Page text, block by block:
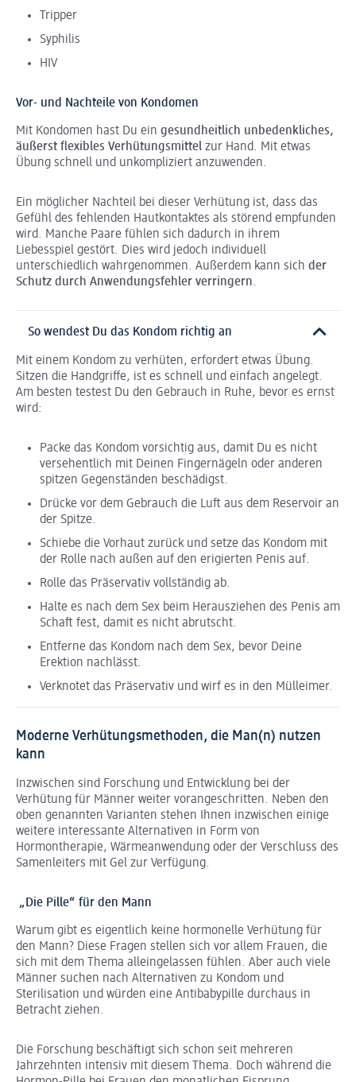
Tripper
Syphilis
HIV
Vor- und Nachteile von Kondomen
Mit Kondomen hast Du ein gesundheitlich unbedenkliches,
äußerst flexibles Verhütungsmittel zur Hand. Mit etwas
Übung schnell und unkompliziert anzuwenden.
Ein möglicher Nachteil bei dieser Verhütung ist, dass das
Gefühl des fehlenden Hautkontaktes als störend empfunden
wird. Manche Paare fühlen sich dadurch in ihrem
Liebesspiel gestört. Dies wird jedoch individuell
unterschiedlich wahrgenommen. Außerdem kann sich der
Schutz durch Anwendungsfehler verringern.
So wendest Du das Kondom richtig an
Mit einem Kondom zu verhüten, erfordert etwas Übung.
Sitzen die Handgriffe, ist es schnell und einfach angelegt.
Am besten testest Du den Gebrauch in Ruhe, bevor es ernst
wird:
Packe das Kondom vorsichtig aus, damit Du es nicht
versehentlich mit Deinen Fingernägeln oder anderen
spitzen Gegenständen beschädigst.
Drücke vor dem Gebrauch die Luft aus dem Reservoir an
der Spitze.
Schiebe die Vorhaut zurück und setze das Kondom mit
der Rolle nach außen auf den erigierten Penis auf.
Rolle das Präservativ vollständig ab.
Halte es nach dem Sex beim Herausziehen des Penis am
Schaft fest, damit es nicht abrutscht.
Entferne das Kondom nach dem Sex, bevor Deine
Erektion nachlässt.
Verknotet das Präservativ und wirf es in den Mülleimer.
Moderne Verhütungsmethoden, die Man(n) nutzen
kann
Inzwischen sind Forschung und Entwicklung bei der
Verhütung für Männer weiter vorangeschritten. Neben den
oben genannten Varianten stehen Ihnen inzwischen einige
weitere interessante Alternativen in Form von
Hormontherapie, Wärmeanwendung oder der Verschluss des
Samenleiters mit Gel zur Verfügung.
„Die Pille“ für den Mann
Warum gibt es eigentlich keine hormonelle Verhütung für
den Mann? Diese Fragen stellen sich vor allem Frauen, die
sich mit dem Thema alleingelassen fühlen. Aber auch viele
Männer suchen nach Alternativen zu Kondom und
Sterilisation und würden eine Antibabypille durchaus in
Betracht ziehen.
Die Forschung beschäftigt sich schon seit mehreren
Jahrzehnten intensiv mit diesem Thema. Doch während die